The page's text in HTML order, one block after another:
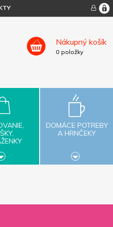
Nákupný košík
0 položky
DOMÁCE POTREBY
A HRNČEKY